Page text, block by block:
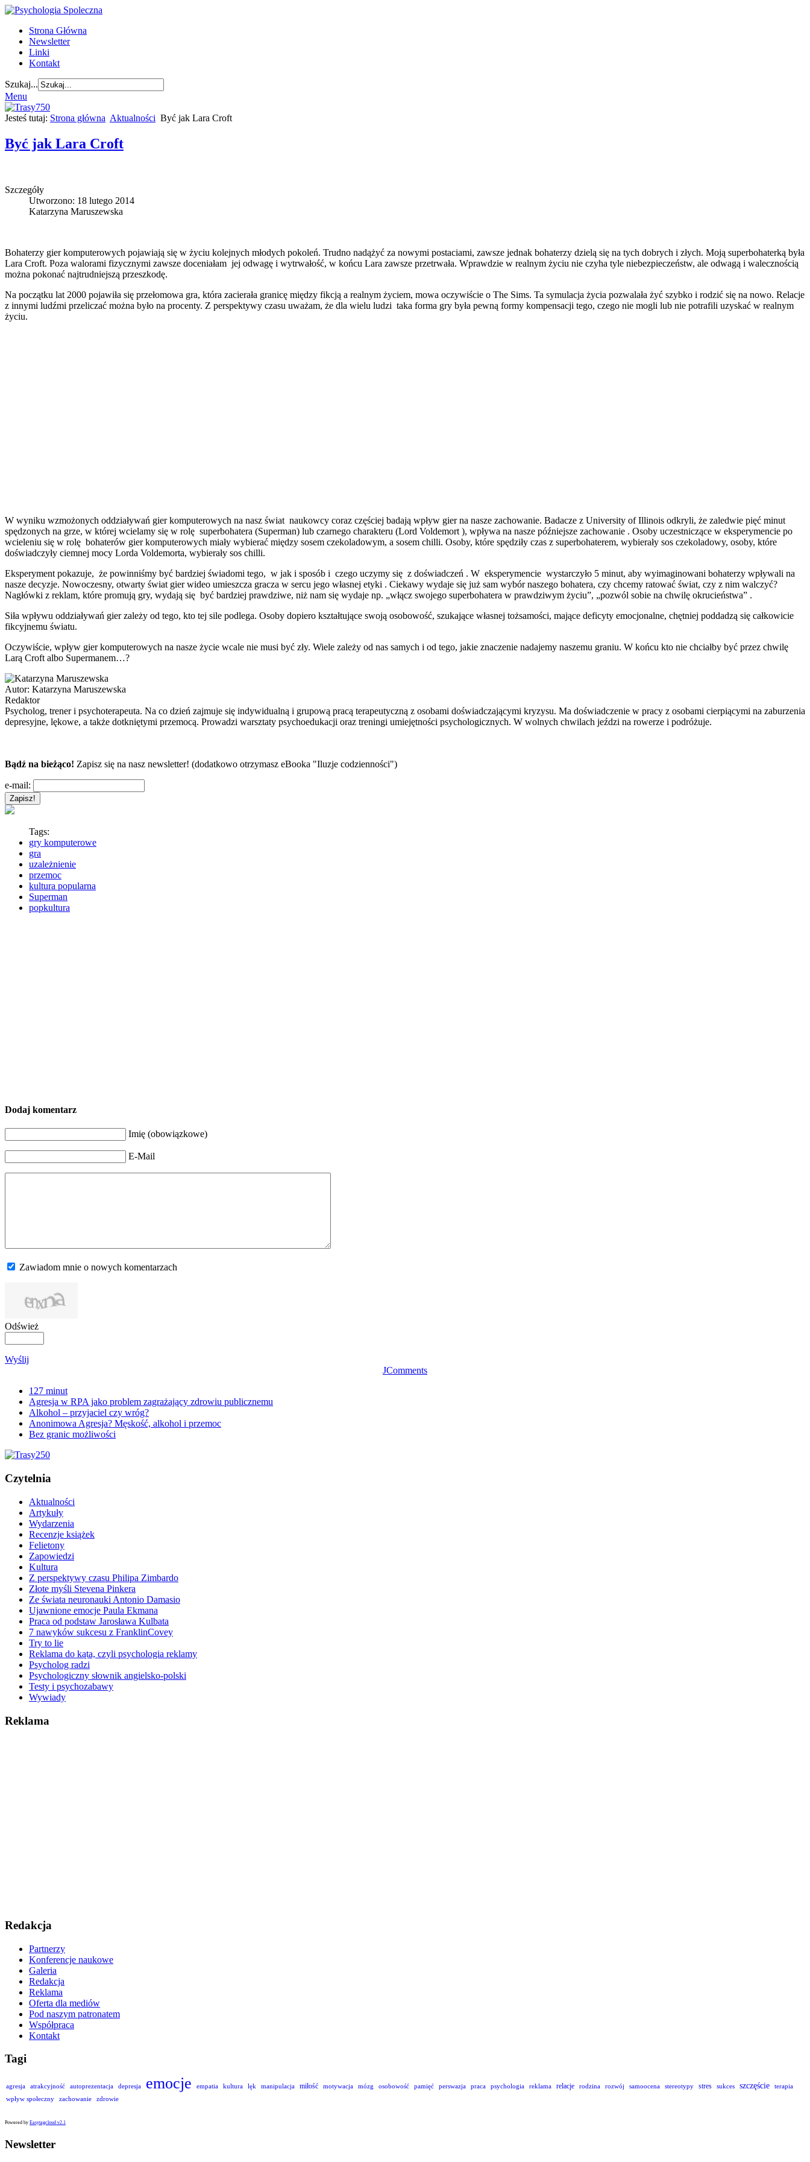
Strona Główna
Newsletter
Linki
Kontakt
Szukaj...
Menu
Jesteś tutaj: Strona główna Aktualności Być jak Lara Croft
Być jak Lara Croft
Szczegóły
Utworzono: 18 lutego 2014
Katarzyna Maruszewska
Bohaterzy gier komputerowych pojawiają się w życiu kolejnych młodych pokoleń. Trudno nadążyć za nowymi postaciami, zawsze jednak bohaterzy dzielą się na tych dobrych i złych. Moją superbohaterką była
Lara Croft. Poza walorami fizycznymi zawsze doceniałam jej odwagę i wytrwałość, w końcu Lara zawsze przetrwała. Wprawdzie w realnym życiu nie czyha tyle niebezpieczeństw, ale odwagą i walecznością
można pokonać najtrudniejszą przeszkodę.
Na początku lat 2000 pojawiła się przełomowa gra, która zacierała granicę między fikcją a realnym życiem, mowa oczywiście o The Sims. Ta symulacja życia pozwalała żyć szybko i rodzić się na nowo. Relacje
z innymi ludźmi przeliczać można było na procenty. Z perspektywy czasu uważam, że dla wielu ludzi taka forma gry była pewną formy kompensacji tego, czego nie mogli lub nie potrafili uzyskać w realnym
życiu.
W wyniku wzmożonych oddziaływań gier komputerowych na nasz świat naukowcy coraz częściej badają wpływ gier na nasze zachowanie. Badacze z University of Illinois odkryli, że zaledwie pięć minut
spędzonych na grze, w której wcielamy się w rolę superbohatera (Superman) lub czarnego charakteru (Lord Voldemort ), wpływa na nasze późniejsze zachowanie . Osoby uczestniczące w eksperymencie po
wcieleniu się w rolę bohaterów gier komputerowych miały wybierać między sosem czekoladowym, a sosem chilli. Osoby, które spędziły czas z superbohaterem, wybierały sos czekoladowy, osoby, które
doświadczyły ciemnej mocy Lorda Voldemorta, wybierały sos chilli.
Eksperyment pokazuje, że powinniśmy być bardziej świadomi tego, w jak i sposób i czego uczymy się z doświadczeń . W eksperymencie wystarczyło 5 minut, aby wyimaginowani bohaterzy wpływali na
nasze decyzje. Nowoczesny, otwarty świat gier wideo umieszcza gracza w sercu jego własnej etyki . Ciekawy wydaje się już sam wybór naszego bohatera, czy chcemy ratować świat, czy z nim walczyć?
Nagłówki z reklam, które promują gry, wydają się być bardziej prawdziwe, niż nam się wydaje np. „włącz swojego superbohatera w prawdziwym życiu”, „pozwól sobie na chwilę okrucieństwa” .
Siła wpływu oddziaływań gier zależy od tego, kto tej sile podlega. Osoby dopiero kształtujące swoją osobowość, szukające własnej tożsamości, mające deficyty emocjonalne, chętniej poddadzą się całkowicie
fikcyjnemu światu.
Oczywiście, wpływ gier komputerowych na nasze życie wcale nie musi być zły. Wiele zależy od nas samych i od tego, jakie znaczenie nadajemy naszemu graniu. W końcu kto nie chciałby być przez chwilę
Larą Croft albo Supermanem…?
Autor: Katarzyna Maruszewska
Redaktor
Psycholog, trener i psychoterapeuta. Na co dzień zajmuje się indywidualną i grupową pracą terapeutyczną z osobami doświadczającymi kryzysu. Ma doświadczenie w pracy z osobami cierpiącymi na zaburzenia
depresyjne, lękowe, a także dotkniętymi przemocą. Prowadzi warsztaty psychoedukacji oraz treningi umiejętności psychologicznych. W wolnych chwilach jeździ na rowerze i podróżuje.
Bądź na bieżąco! Zapisz się na nasz newsletter! (dodatkowo otrzymasz eBooka "Iluzje codzienności")
e-mail:
Tags:
gry komputerowe
gra
uzależnienie
przemoc
kultura popularna
Superman
popkultura
Dodaj komentarz
Imię (obowiązkowe)
E-Mail
Zawiadom mnie o nowych komentarzach
Odśwież
Wyślij
JComments
127 minut
Agresja w RPA jako problem zagrażający zdrowiu publicznemu
Alkohol – przyjaciel czy wróg?
Anonimowa Agresja? Męskość, alkohol i przemoc
Bez granic możliwości
Czytelnia
Aktualności
Artykuły
Wydarzenia
Recenzje książek
Felietony
Zapowiedzi
Kultura
Z perspektywy czasu Philipa Zimbardo
Złote myśli Stevena Pinkera
Ze świata neuronauki Antonio Damasio
Ujawnione emocje Paula Ekmana
Praca od podstaw Jarosława Kulbata
7 nawyków sukcesu z FranklinCovey
Try to lie
Reklama do kąta, czyli psychologia reklamy
Psycholog radzi
Psychologiczny słownik angielsko-polski
Testy i psychozabawy
Wywiady
Reklama
Redakcja
Partnerzy
Konferencje naukowe
Galeria
Redakcja
Reklama
Oferta dla mediów
Pod naszym patronatem
Współpraca
Kontakt
Tagi
agresja atrakcyjność autoprezentacja depresja emocje empatia kultura lęk manipulacja miłość motywacja mózg osobowość pamięć perswazja praca psychologia reklama relacje rodzina rozwój samoocena stereotypy stres sukces szczęście
terapia
wpływ społeczny
zachowanie zdrowie
Powered by Easytagcloud v2.1
Newsletter